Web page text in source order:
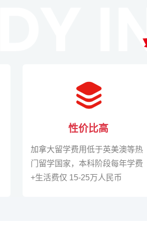
为什么选
性价比高
加拿大留学费用低于英美澳等热
门留学国家，本科阶段每年学费
+生活费仅 15-25万人民币